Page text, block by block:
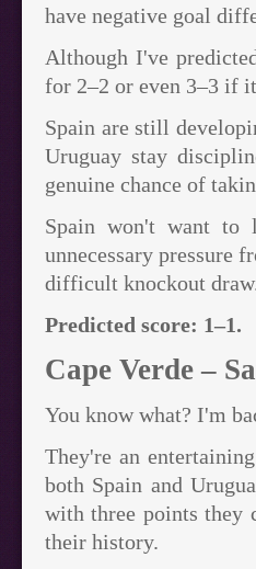
have negative goal
Although I've
for 2–2 or even 3–3 if
Spain are still
Uruguay stay
genuine chance of
Spain won't want to
unnecessary pressure
difficult knockout
Predicted score: 1–1.
Cape Verde –
You know what? I'm
They're an
both Spain and
with three points they
their history.